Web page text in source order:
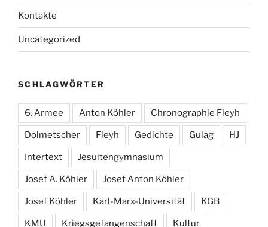
Kontakte
Uncategorized
SCHLAGWÖRTER
6. Armee Anton Köhler Chronographie Fleyh
Dolmetscher Fleyh Gedichte Gulag HJ
Intertext Jesuitengymnasium
Josef A. Köhler Josef Anton Köhler
Josef Köhler Karl-Marx-Universität KGB
KMU Kriegsgefangenschaft Kultur